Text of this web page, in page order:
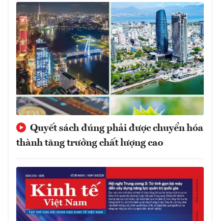
Quyết sách đúng phải được chuyển hóa
thành tăng trưởng chất lượng cao